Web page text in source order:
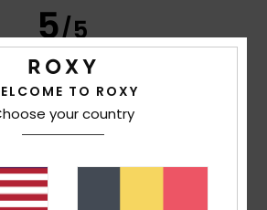
5/5
Geverifieerde aankoop
aan
TO ROXY
your country